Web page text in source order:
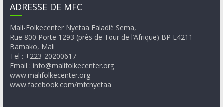
ADRESSE DE MFC
Mali-Folkecenter Nyetaa Faladié Sema,
Rue 800 Porte 1293 (près de Tour de l’Afrique) BP E4211
Bamako, Mali
Tel : +223-20200617
Email : info@malifolkecenter.org
www.malifolkecenter.org
www.facebook.com/mfcnyetaa